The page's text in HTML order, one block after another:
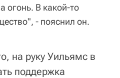
огонь. В какой-то
- пояснил он.
на руку Уильямс в
поддержка